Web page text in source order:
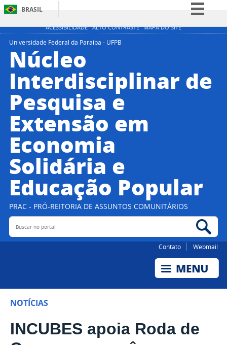
ACESSIBILIDADE ALTO CONTRASTE MAPA DO SITE
BRASIL
Simplifique!
Acesso à informação
Legislação
Universidade Federal da Paraíba - UFPB
Núcleo
Interdisciplinar de
Pesquisa e
Extensão em
Economia
Solidária e
Educação Popular
PRAC - PRÓ-REITORIA DE ASSUNTOS COMUNITÁRIOS
Buscar no portal
Contato Webmail
NOTÍCIAS
INCUBES apoia Roda de